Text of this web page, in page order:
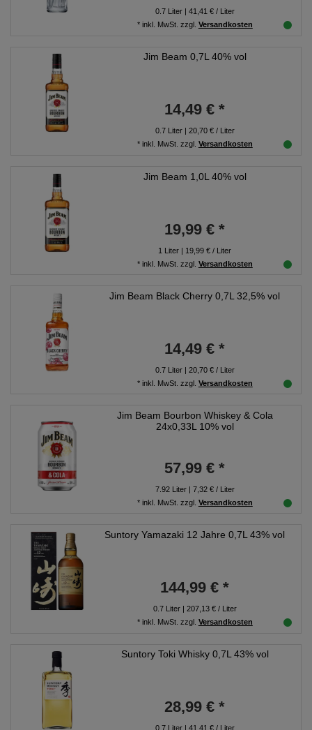
0.7Liter| 41,41 € / Liter
* inkl. MwSt. zzgl. Versandkosten
Jim Beam 0,7L 40% vol
14,49 € *
0.7Liter| 20,70 € / Liter
* inkl. MwSt. zzgl. Versandkosten
Jim Beam 1,0L 40% vol
19,99 € *
1 Liter | 19,99 € / Liter
* inkl. MwSt. zzgl. Versandkosten
Jim Beam Black Cherry 0,7L 32,5% vol
14,49 € *
0.7Liter| 20,70 € / Liter
* inkl. MwSt. zzgl. Versandkosten
Jim Beam Bourbon Whiskey & Cola
24x0,33L 10% vol
57,99 € *
7.92Liter| 7,32 € / Liter
* inkl. MwSt. zzgl. Versandkosten
Suntory Yamazaki 12 Jahre 0,7L 43% vol
144,99 € *
0.7Liter| 207,13 € / Liter
* inkl. MwSt. zzgl. Versandkosten
Suntory Toki Whisky 0,7L 43% vol
28,99 € *
0.7Liter| 41,41 € / Liter